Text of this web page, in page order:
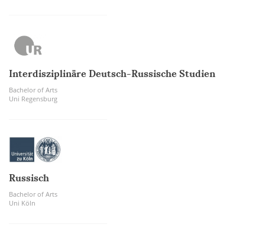
Interdisziplinäre Deutsch-Russische Studien
Bachelor of Arts
Uni Regensburg
Russisch
Bachelor of Arts
Uni Köln